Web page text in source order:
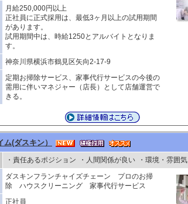
月給250,000円以上
正社員に正式採用は、最低3ヶ月以上の試用期間
があります。
試用期間中は、時給1250とアルバイトとなりま
す。
神奈川県横浜市鶴見区矢向2-17-9
定期お掃除サービス、家事代行サービスの今後の
需用に伴いマネジャー（店長）として店舗運営で
きる。
(ダスキン）
・責任あるポジション ・人間関係が良い
・環境・雰囲気
ダスキンフランチャイズチェーン プロのお掃
除 ハウスクリーニング 家事代行サービス
正社員